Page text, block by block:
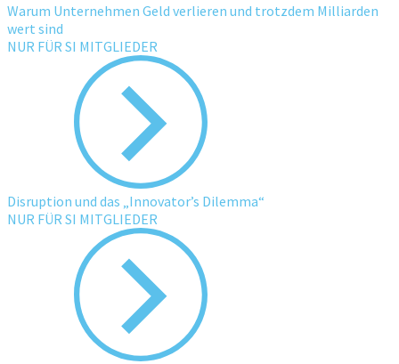
Warum Unternehmen Geld verlieren und trotzdem Milliarden
wert sind
NUR FÜR SI MITGLIEDER
Disruption und das „Innovator’s Dilemma“
NUR FÜR SI MITGLIEDER